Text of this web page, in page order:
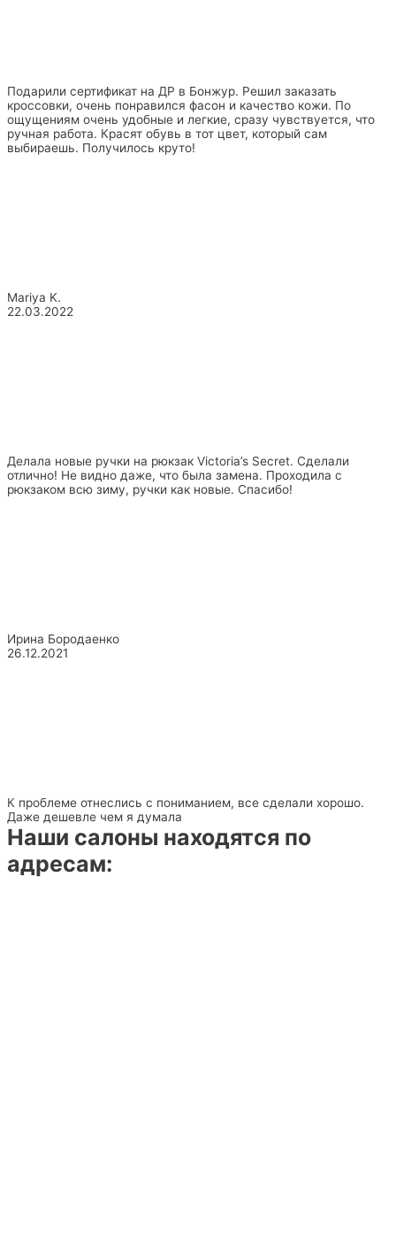
Подарили сертификат на ДР в Бонжур. Решил заказать
кроссовки, очень понравился фасон и качество кожи. По
ощущениям очень удобные и легкие, сразу чувствуется, что
ручная работа. Красят обувь в тот цвет, который сам
выбираешь. Получилось круто!
Mariya K.
22.03.2022
Делала новые ручки на рюкзак Victoria’s Secret. Сделали
отлично! Не видно даже, что была замена. Проходила с
рюкзаком всю зиму, ручки как новые. Спасибо!
Ирина Бородаенко
26.12.2021
К проблеме отнеслись с пониманием, все сделали хорошо.
Даже дешевле чем я думала
Наши салоны находятся по
адресам: